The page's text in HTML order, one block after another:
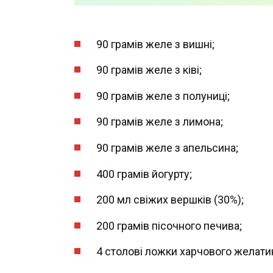
90 грамів желе з вишні;
90 грамів желе з ківі;
90 грамів желе з полуниці;
90 грамів желе з лимона;
90 грамів желе з апельсина;
400 грамів йогурту;
200 мл свіжих вершків (30%);
200 грамів пісочного печива;
4 столові ложки харчового